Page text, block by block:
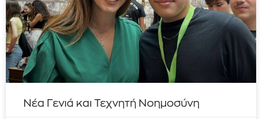
Νέα Γενιά και Τεχνητή Νοημοσύνη